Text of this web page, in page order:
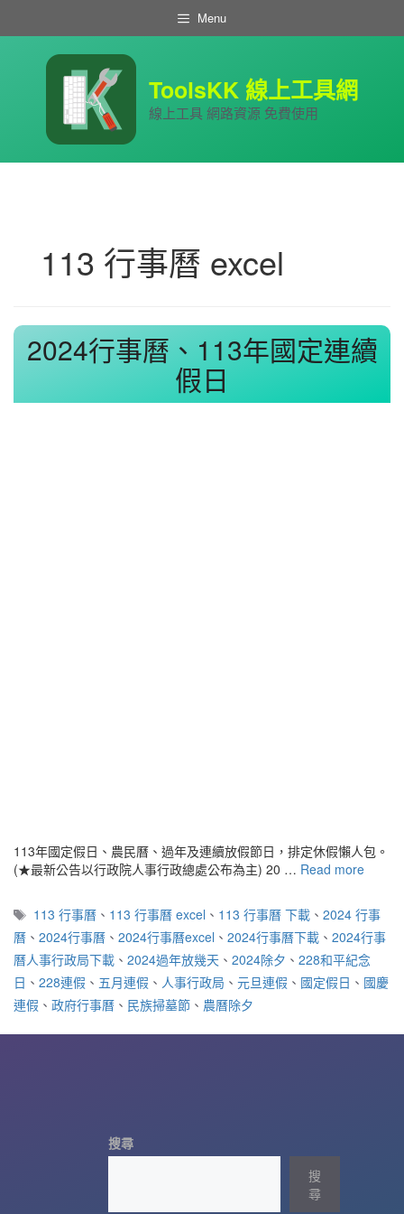
Menu
ToolsKK 線上工具網
線上工具 網路資源 免費使用
113 行事曆 excel
2024行事曆、113年國定連續
假日
113年國定假日、農民曆、過年及連續放假節日，排定休假懶人包。
(★最新公告以行政院人事行政總處公布為主) 20 … Read more
標
籤
113 行事曆 、 113 行事曆 excel 、 113 行事曆 下載 、2024 行事
曆 、 2024行事曆 、 2024行事曆excel 、 2024行事曆下載 、 2024行事
曆人事行政局下載 、 2024過年放幾天 、 2024除夕 、 228和平紀念
日 、 228連假 、 五月連假 、 人事行政局 、 元旦連假 、 國定假日 、 國慶
連假 、 政府行事曆 、 民族掃墓節 、 農曆除夕
搜尋
搜
尋